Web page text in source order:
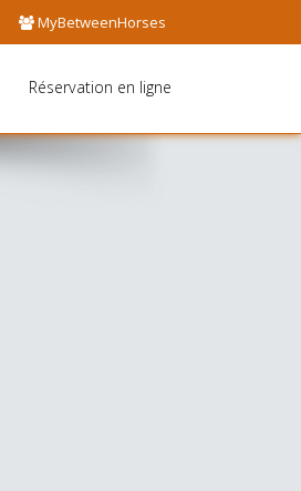
MyBetweenHorses
Réservation en ligne